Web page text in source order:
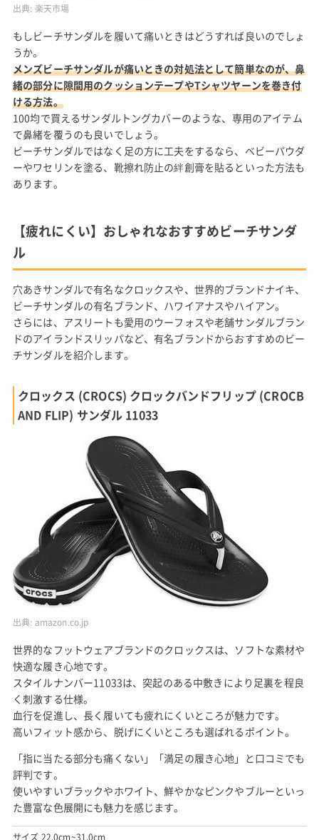
出典: 楽天市場
もしビーチサンダルを履いて痛いときはどうすれば良いのでしょ
うか。
メンズビーチサンダルが痛いときの対処法として簡単なのが、鼻
緒の部分に隙間用のクッションテープやTシャツヤーンを巻き付
ける方法。
100均で買えるサンダルトングカバーのような、専用のアイテム
で鼻緒を覆うのも良いでしょう。
ビーチサンダルではなく足の方に工夫をするなら、ベビーパウダ
ーやワセリンを塗る、靴擦れ防止の絆創膏を貼るといった方法も
あります。
【疲れにくい】おしゃれなおすすめビーチサンダ
ル
穴あきサンダルで有名なクロックスや、世界的ブランドナイキ、
ビーチサンダルの有名ブランド、ハワイアナスやハイアン。
さらには、アスリートも愛用のウーフォスや老舗サンダルブラン
ドのアイランドスリッパなど、有名ブランドからおすすめのビー
チサンダルを紹介します。
クロックス (CROCS) クロックバンドフリップ (CROCB
AND FLIP) サンダル 11033
出典: amazon.co.jp
世界的なフットウェアブランドのクロックスは、ソフトな素材や
快適な履き心地です。
スタイルナンバー11033は、突起のある中敷きにより足裏を程良
く刺激する仕様。
血行を促進し、長く履いても疲れにくいところが魅力です。
高いフィット感から、脱げにくいところも選ばれるポイント。
「指に当たる部分も痛くない」「満足の履き心地」と口コミでも
評判です。
使いやすいブラックやホワイト、鮮やかなピンクやブルーといっ
た豊富な色展開にも魅力を感じます。
サイズ 22.0cm~31.0cm